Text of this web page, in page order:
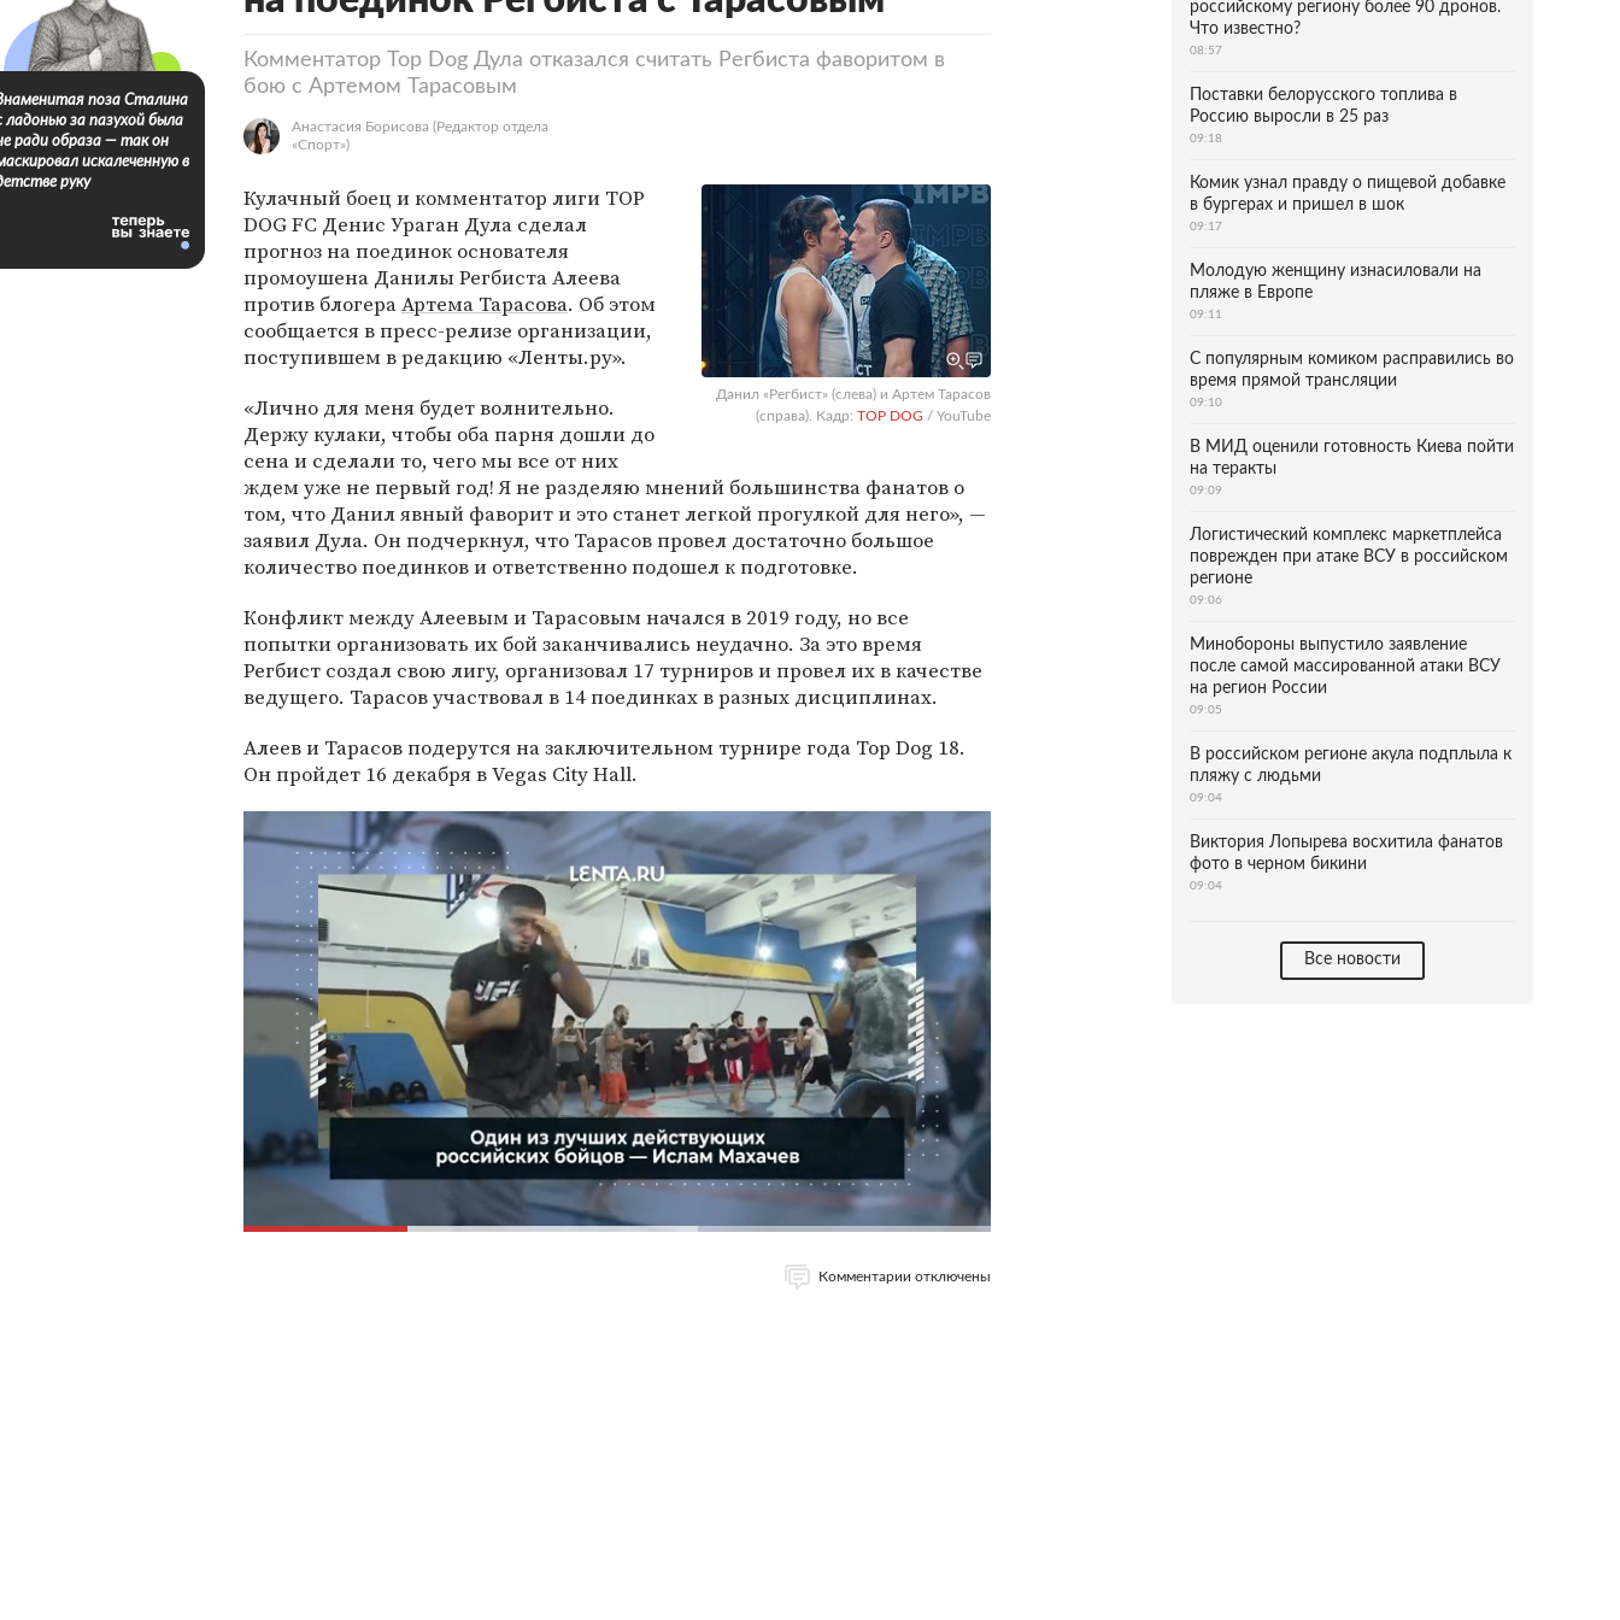
Комментатор Top Dog Дула отказался считать Регбиста фаворитом в
бою с Артемом Тарасовым
Анастасия Борисова (Редактор отдела
«Спорт»)
Данил «Регбист» (слева) и Артем Тарасов
(справа). Кадр: TOP DOG / YouTube
Кулачный боец и комментатор лиги TOP
DOG FC Денис Ураган Дула сделал
прогноз на поединок основателя
промоушена Данилы Регбиста Алеева
против блогераАртема Тарасова. Об этом
сообщается в пресс-релизе организации,
поступившем в редакцию «Ленты.ру».
«Лично для меня будет волнительно.
Держу кулаки, чтобы оба парня дошли до
сена и сделали то, чего мы все от них
ждем уже не первый год! Я не разделяю мнений большинства фанатов о
том, что Данил явный фаворит и это станет легкой прогулкой для него», —
заявил Дула. Он подчеркнул, что Тарасов провел достаточно большое
количество поединков и ответственно подошел к подготовке.
Конфликт между Алеевым и Тарасовым начался в 2019 году, но все
попытки организовать их бой заканчивались неудачно. За это время
Регбист создал свою лигу, организовал 17 турниров и провел их в качестве
ведущего. Тарасов участвовал в 14 поединках в разных дисциплинах.
Алеев и Тарасов подерутся на заключительном турнире года Top Dog 18.
Он пройдет 16 декабря в Vegas City Hall.
Комментарии отключены
поза Сталина
ладонью за пазухой была
ради образа — так он
искалеченную в
руку
российскому региону более 90 дронов.
Что известно?
08:57
Поставки белорусского топлива в
Россию выросли в 25 раз
09:18
Комик узнал правду о пищевой добавке
в бургерах и пришел в шок
09:17
Молодую женщину изнасиловали на
пляже в Европе
09:11
С популярным комиком расправились во
время прямой трансляции
09:10
В МИД оценили готовность Киева пойти
на теракты
09:09
Логистический комплекс маркетплейса
поврежден при атаке ВСУ в российском
регионе
09:06
Минобороны выпустило заявление
после самой массированной атаки ВСУ
на регион России
09:05
В российском регионе акула подплыла к
пляжу с людьми
09:04
Виктория Лопырева восхитила фанатов
фото в черном бикини
09:04
Все новости